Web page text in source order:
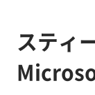
スティ